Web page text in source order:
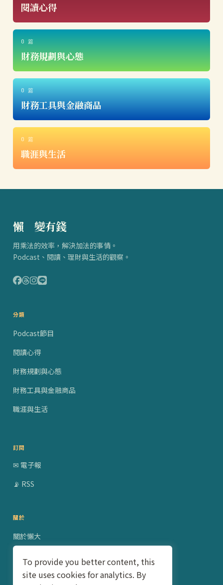
閱讀心得
0 篇
財務規劃與心態
0 篇
財務工具與金融商品
0 篇
職涯與生活
懶得 變有錢
用乘法的效率，解決加法的事情。
Podcast、閱讀、理財與生活的觀察。
分類
Podcast節目
閱讀心得
財務規劃與心態
財務工具與金融商品
職涯與生活
訂閱
✉ 電子報
📡 RSS
關於
關於懶大
隱私權政策
To provide you better content, this
site uses cookies for analytics. By